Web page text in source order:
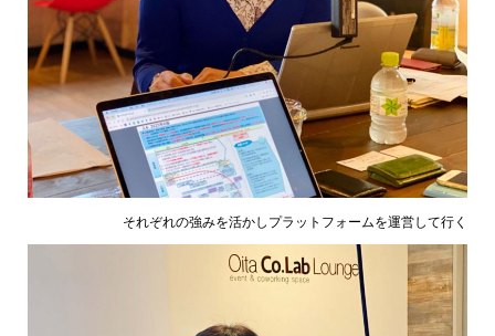
それぞれの強みを活かしプラットフォームを運営して行く